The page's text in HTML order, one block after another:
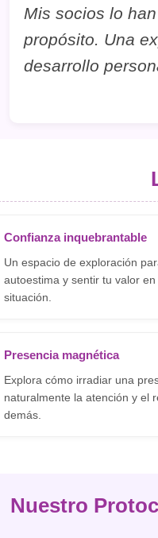
Mis socios lo
propósito. Una
desarrollo
Confianza inquebrantable
Un espacio de exploración
autoestima y sentir tu valor
situación.
Presencia magnética
Explora cómo irradiar una
naturalmente la atención y el
demás.
Nuestro